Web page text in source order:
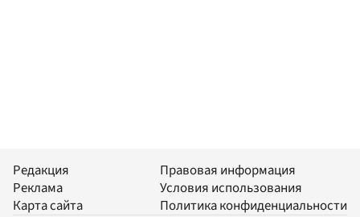
Редакция
Реклама
Карта сайта
Правовая информация
Условия использования
Политика конфиденциальности